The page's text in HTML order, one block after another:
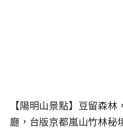
【陽明山景點】豆留森
廳，台版京都嵐山竹林秘